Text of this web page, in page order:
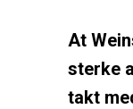
At
sterke
takt